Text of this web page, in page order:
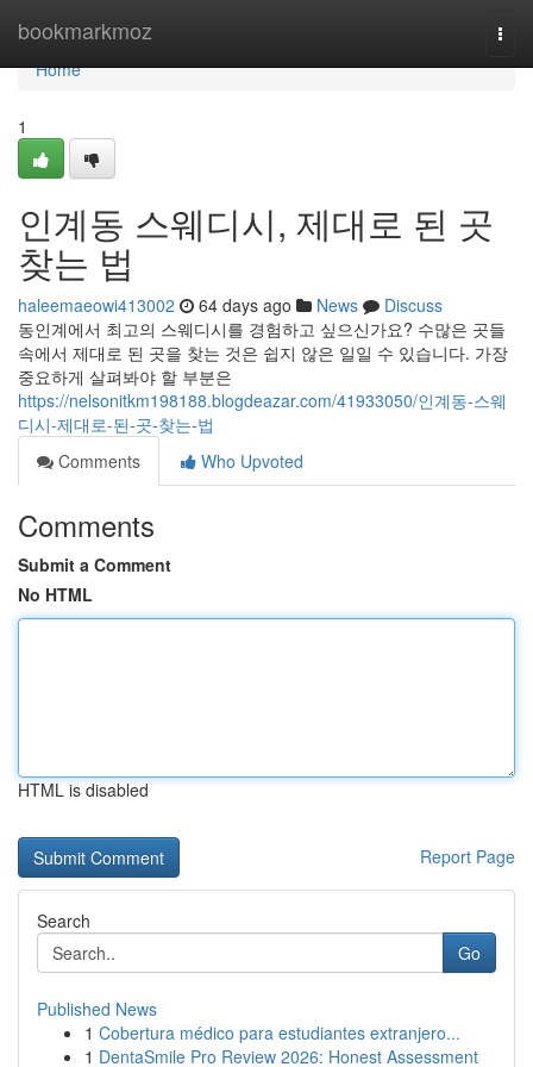
bookmarkmoz
Home
Home
1
인계동 스웨디시, 제대로 된 곳
찾는 법
haleemaeowi413002 64 days ago News
Discuss
동인계에서 최고의 스웨디시를 경험하고 싶으신가요? 수많은 곳들
속에서 제대로 된 곳을 찾는 것은 쉽지 않은 일일 수 있습니다. 가장
중요하게 살펴봐야 할 부분은
https://nelsonitkm198188.blogdeazar.com/41933050/인계동-스웨
디시-제대로-된-곳-찾는-법
Comments
Who Upvoted
Comments
Submit a Comment
No HTML
HTML is disabled
Report Page
Search
Go
Published News
1 Cobertura médico para estudiantes extranjero...
1 DentaSmile Pro Review 2026: Honest Assessment